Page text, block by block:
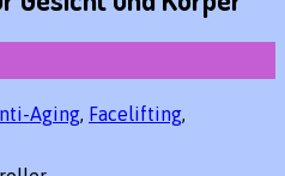
Aging, Facelifting,